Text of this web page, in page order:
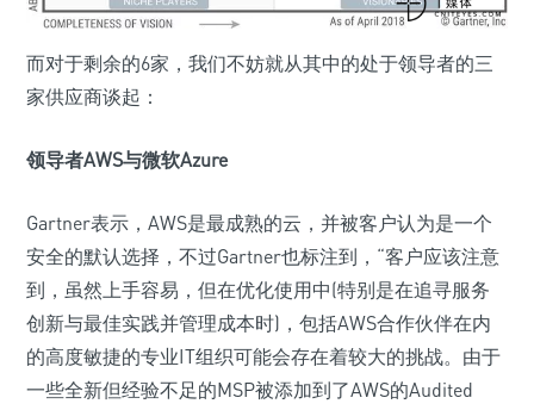
而对于剩余的6家，我们不妨就从其中的处于领导者的三
家供应商谈起：
领导者AWS与微软Azure
Gartner表示，AWS是最成熟的云，并被客户认为是一个
安全的默认选择，不过Gartner也标注到，“客户应该注意
到，虽然上手容易，但在优化使用中(特别是在追寻服务
创新与最佳实践并管理成本时)，包括AWS合作伙伴在内
的高度敏捷的专业IT组织可能会存在着较大的挑战。由于
一些全新但经验不足的MSP被添加到了AWS的Audited